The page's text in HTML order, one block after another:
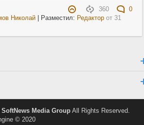
360
0
Николай| Разместил: Редакторот 31
SoftNews Media Group All Rights Reserved.
© 2020